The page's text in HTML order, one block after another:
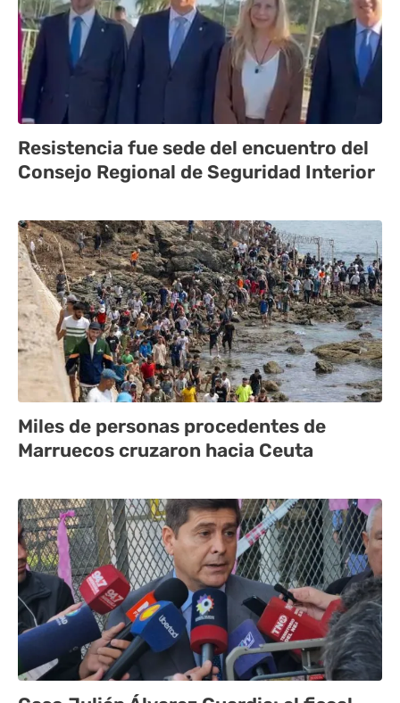
Resistencia fue sede del encuentro del
Consejo Regional de Seguridad Interior
Miles de personas procedentes de
Marruecos cruzaron hacia Ceuta